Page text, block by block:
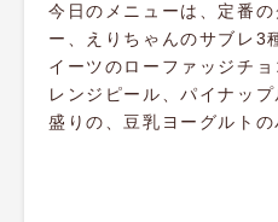
今日のメニューは、定番
ー、えりちゃんのサブレ3
イーツのローファッジチ
レンジピール、パイナッ
盛りの、豆乳ヨーグルトの